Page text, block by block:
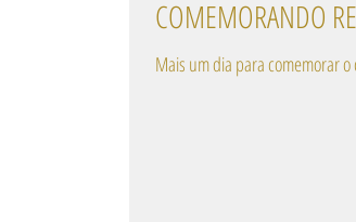
COMEMORANDO